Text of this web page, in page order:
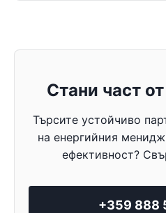
Стани част
Търсите устойчиво
на енергийния
ефективност?
+359 888